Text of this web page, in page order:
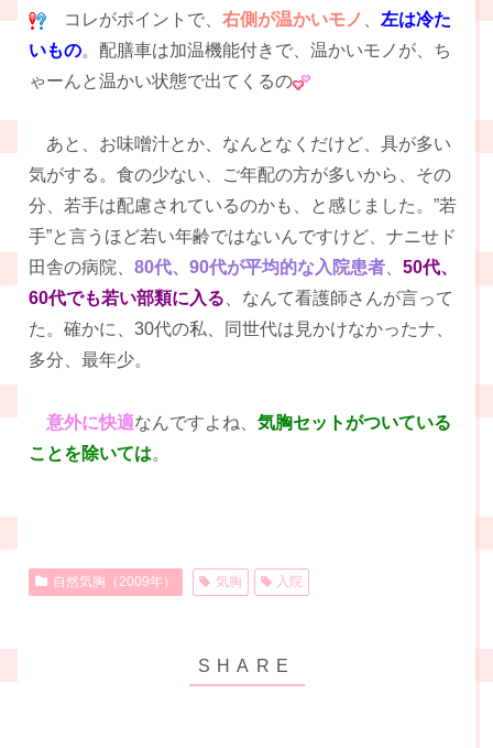
コレがポイントで、 右側が温かいモノ
左は冷た
いもの。配膳車は加温機能付きで、温かいモノが、ち
ゃーんと温かい状態で出てくるの
あと、お味噌汁とか、なんとなくだけど、具が多い
気がする。食の少ない、ご年配の方が多いから、その
分、若手は配慮されているのかも、と感じました。”若
手”と言うほど若い年齢ではないんですけど、ナニせド
田舎の病院、 80代、90代が平均的な入院患者
50代、
60代でも若い部類に入る 、なんて看護師さんが言って
た。確かに、30代の私、同世代は見かけなかったナ、
多分、最年少。
意外に快適なんですよね、 気胸セットがついている
ことを除いては。
自然気胸（2009年） 気胸 入院